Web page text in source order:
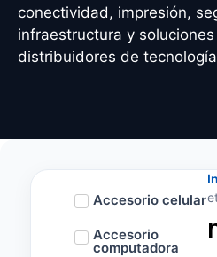
conectividad, impresión,
infraestructura y
distribuidores de
Accesorio celular
Accesorio
computadora